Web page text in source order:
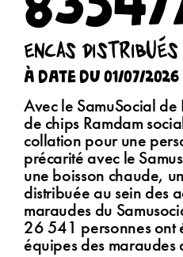
encas
à date du 01/07/2026
Avec le SamuSocial
de chips Ramdam
collation pour une
précarité avec le
une boisson chaude,
distribuée au sein des
maraudes du
26 541 personnes ont
équipes des maraudes